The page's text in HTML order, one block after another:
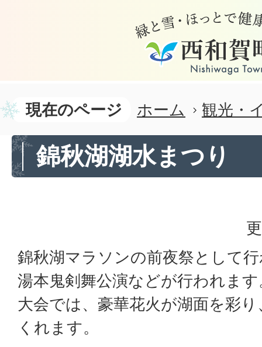
現在のページ ホーム 観光・
錦秋湖湖水まつり
錦秋湖マラソンの前夜祭として
湯本鬼剣舞公演などが行われま
大会では、豪華花火が湖面を彩
くれます。